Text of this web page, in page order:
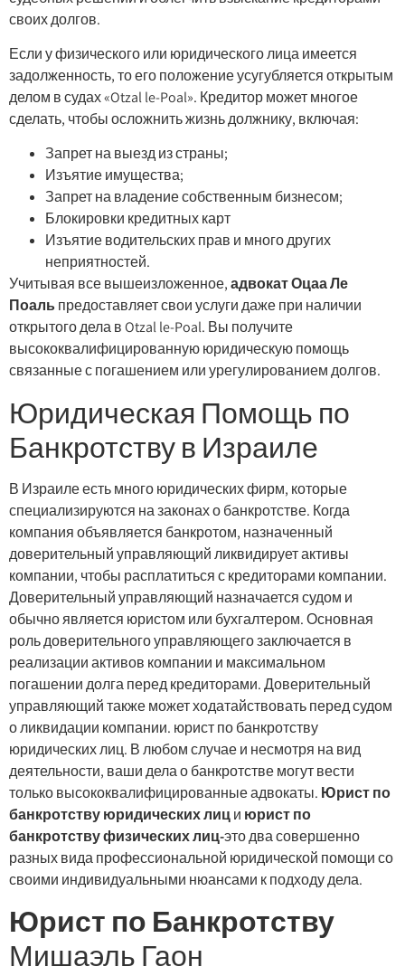
своих долгов.
Если у физического или юридического лица имеется
задолженность, то его положение усугубляется открытым
делом в судах «Otzal le-Poal». Кредитор может многое
сделать, чтобы осложнить жизнь должнику, включая:
Запрет на выезд из страны;
Изъятие имущества;
Запрет на владение собственным бизнесом;
Блокировки кредитных карт
Изъятие водительских прав и много других
неприятностей.
Учитывая все вышеизложенное,адвокат Оцаа Ле
Поальпредоставляет свои услуги даже при наличии
открытого дела в Otzal le-Poal. Вы получите
высококвалифицированную юридическую помощь
связанные с погашением или урегулированием долгов.
Юридическая Помощь по
Банкротству в Израиле
В Израиле есть много юридических фирм, которые
специализируются на законах о банкротстве. Когда
компания объявляется банкротом, назначенный
доверительный управляющий ликвидирует активы
компании, чтобы расплатиться с кредиторами компании.
Доверительный управляющий назначается судом и
обычно является юристом или бухгалтером. Основная
роль доверительного управляющего заключается в
реализации активов компании и максимальном
погашении долга перед кредиторами. Доверительный
управляющий также может ходатайствовать перед судом
о ликвидации компании. юрист по банкротству
юридических лиц. В любом случае и несмотря на вид
деятельности, ваши дела о банкротстве могут вести
только высококвалифицированные адвокаты. Юрист по
банкротству юридических лици юрист по
банкротству физических лиц-это два совершенно
разных вида профессиональной юридической помощи со
своими индивидуальными нюансами к подходу дела.
Юрист по Банкротству
Мишаэль Гаон